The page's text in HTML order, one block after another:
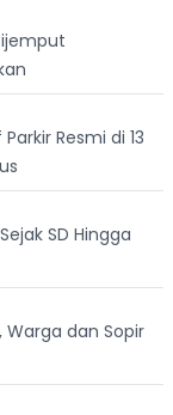
Resmi di 13
SD Hingga
Warga dan Sopir